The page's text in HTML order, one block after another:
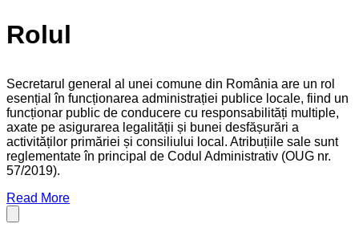
Rolul
Secretarul general al unei comune din România are un rol
esențial în funcționarea administrației publice locale, fiind un
funcționar public de conducere cu responsabilități multiple,
axate pe asigurarea legalității și bunei desfășurări a
activităților primăriei și consiliului local. Atribuțiile sale sunt
reglementate în principal de Codul Administrativ (OUG nr.
57/2019).
Read More